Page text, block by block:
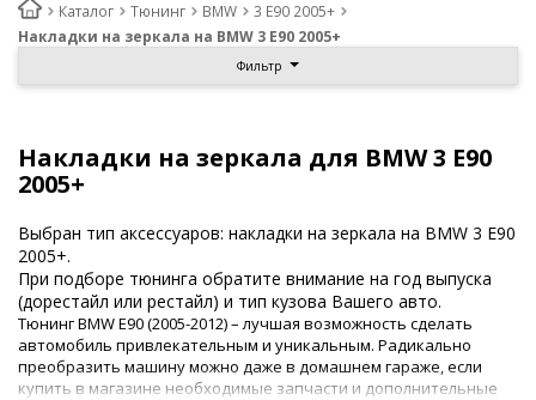
Каталог Тюнинг BMW
3 E90 2005+
Накладки на зеркала на BMW 3 E90 2005+
Фильтр
Накладки на зеркала для BMW 3 E90
2005+
Выбран тип аксессуаров: накладки на зеркала на BMW 3 E90
2005+.
При подборе тюнинга обратите внимание на год выпуска
(дорестайл или рестайл) и тип кузова Вашего авто.
Тюнинг BMW E90 (2005-2012) – лучшая возможность сделать
автомобиль привлекательным и уникальным. Радикально
преобразить машину можно даже в домашнем гараже, если
купить в магазине необходимые запчасти и дополнительные